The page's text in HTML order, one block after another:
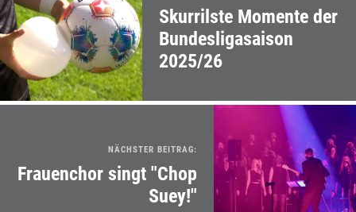
Skurrilste Momente der
Bundesligasaison
2025/26
NÄCHSTER BEITRAG:
Frauenchor singt "Chop
Suey!"